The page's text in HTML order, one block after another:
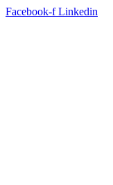
Facebook-f Linkedin